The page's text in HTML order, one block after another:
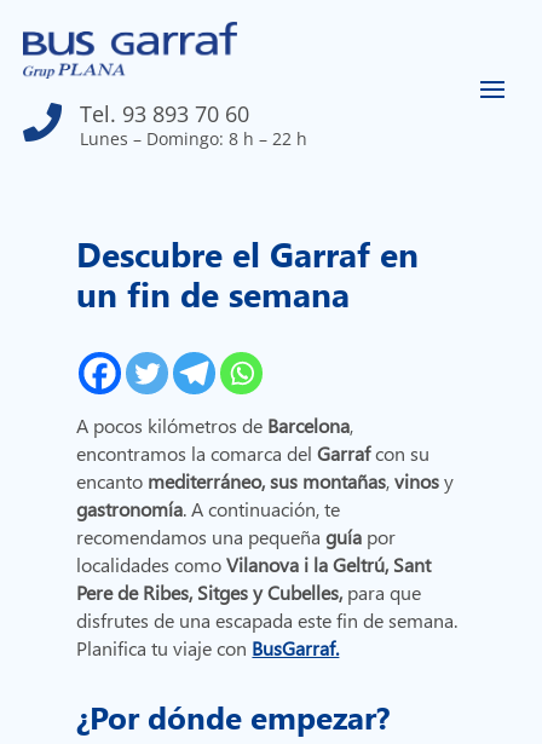
 Tel. 93 893 70 60
Lunes – Domingo: 8 h – 22 h
Descubre el Garraf en
un fin de semana
A pocos kilómetros de Barcelona,
encontramos la comarca delGarrafcon su
encanto mediterráneo, sus montañas,vinosy
gastronomía. A continuación, te
recomendamos una pequeñaguía por
localidades comoVilanova i la Geltrú, Sant
Pere de Ribes, Sitges y Cubelles, para que
disfrutes de una escapada este fin de semana.
Planifica tu viaje con BusGarraf.
¿Por dónde empezar?